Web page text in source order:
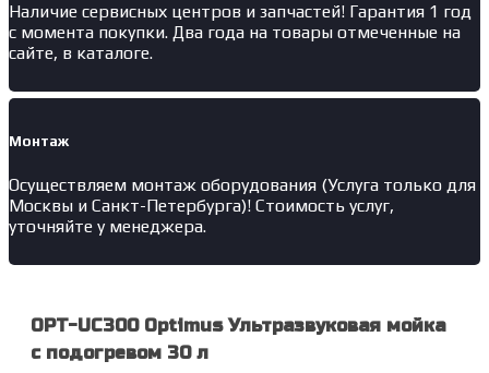
Наличие сервисных центров и запчастей! Гарантия 1 год
с момента покупки. Два года на товары отмеченные на
сайте, в каталоге.
Монтаж
Осуществляем монтаж оборудования (Услуга только для
Москвы и Санкт-Петербурга)! Стоимость услуг,
уточняйте у менеджера.
OPT-UC300 Optimus Ультразвуковая мойка
с подогревом 30 л